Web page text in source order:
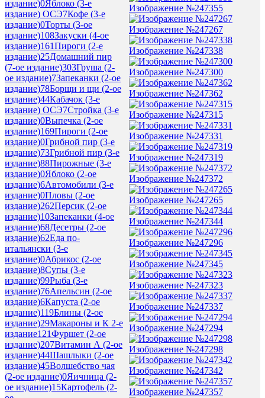
издание)0Яблоко (3-е
издание) ОСЭ7Кофе (3-е
издание)0Торты (3-ое
издание)108Закуски (4-ое
издание)161Пироги (2-е
издание)25Домашний пир
(7-ое издание)303Груша (2-
ое издание)7Запеканки (2-ое
издание)78Борщи и щи (2-ое
издание)44Кабачок (3-е
издание) ОСЭ7Стройка (3-е
издание)0Выпечка (2-ое
издание)169Пироги (2-ое
издание)0Грибной пир (3-е
издание)73Грибной пир (3-е
издание)88Пирожные (3-е
издание)0Яблоко (2-ое
издание)6Автомобили (3-е
издание)0Пловы (2-ое
издание)262Персик (2-ое
издание)10Запеканки (4-ое
издание)68Десетры (2-ое
издание)62Еда по-
итальянски (3-е
издание)0Абрикос (2-ое
издание)8Супы (3-е
издание)99Рыба (3-е
издание)76Апельсин (2-ое
издание)6Капуста (2-ое
издание)119Блины (2-ое
издание)29Макароны и К 2-е
издание121Фуршет (2-ое
издание)207Витамин А (2-ое
издание)44Шашлыки (2-ое
издание)45Волшебство чая
(2-ое издание)0Яичница (2-
ое издание)15Картофель (2-
Изображение №247355
Изображение №247267
Изображение №247338
Изображение №247300
Изображение №247362
Изображение №247315
Изображение №247331
Изображение №247319
Изображение №247372
Изображение №247265
Изображение №247344
Изображение №247296
Изображение №247345
Изображение №247323
Изображение №247337
Изображение №247294
Изображение №247298
Изображение №247342
Изображение №247357